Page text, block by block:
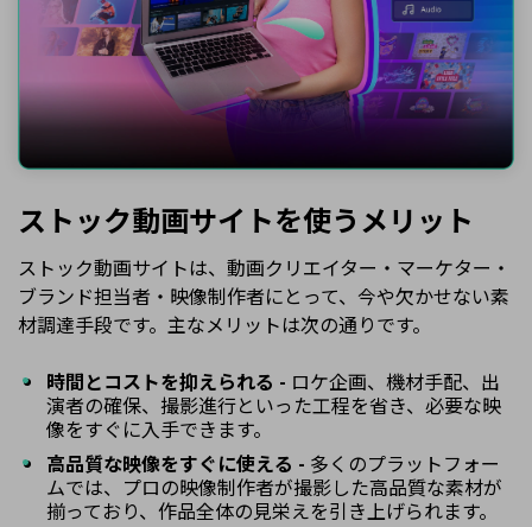
ストック動画サイトを使うメリット
ストック動画サイトは、動画クリエイター・マーケター・
ブランド担当者・映像制作者にとって、今や欠かせない素
材調達手段です。主なメリットは次の通りです。
時間とコストを抑えられる - ロケ企画、機材手配、出
演者の確保、撮影進行といった工程を省き、必要な映
像をすぐに入手できます。
高品質な映像をすぐに使える - 多くのプラットフォー
ムでは、プロの映像制作者が撮影した高品質な素材が
揃っており、作品全体の見栄えを引き上げられます。